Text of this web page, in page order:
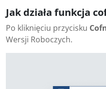
Jak działa funkcja
Po kliknięciu przycisku
Wersji Roboczych.